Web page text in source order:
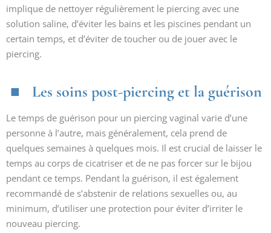
implique de nettoyer régulièrement le piercing avec une
solution saline, d’éviter les bains et les piscines pendant un
certain temps, et d’éviter de toucher ou de jouer avec le
piercing.
Les soins post-piercing et la guérison
Le temps de guérison pour un piercing vaginal varie d’une
personne à l’autre, mais généralement, cela prend de
quelques semaines à quelques mois. Il est crucial de laisser le
temps au corps de cicatriser et de ne pas forcer sur le bijou
pendant ce temps. Pendant la guérison, il est également
recommandé de s’abstenir de relations sexuelles ou, au
minimum, d’utiliser une protection pour éviter d’irriter le
nouveau piercing.